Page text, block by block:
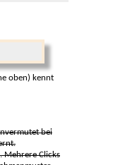
oben) kennt
bei
Mehrere Clicks